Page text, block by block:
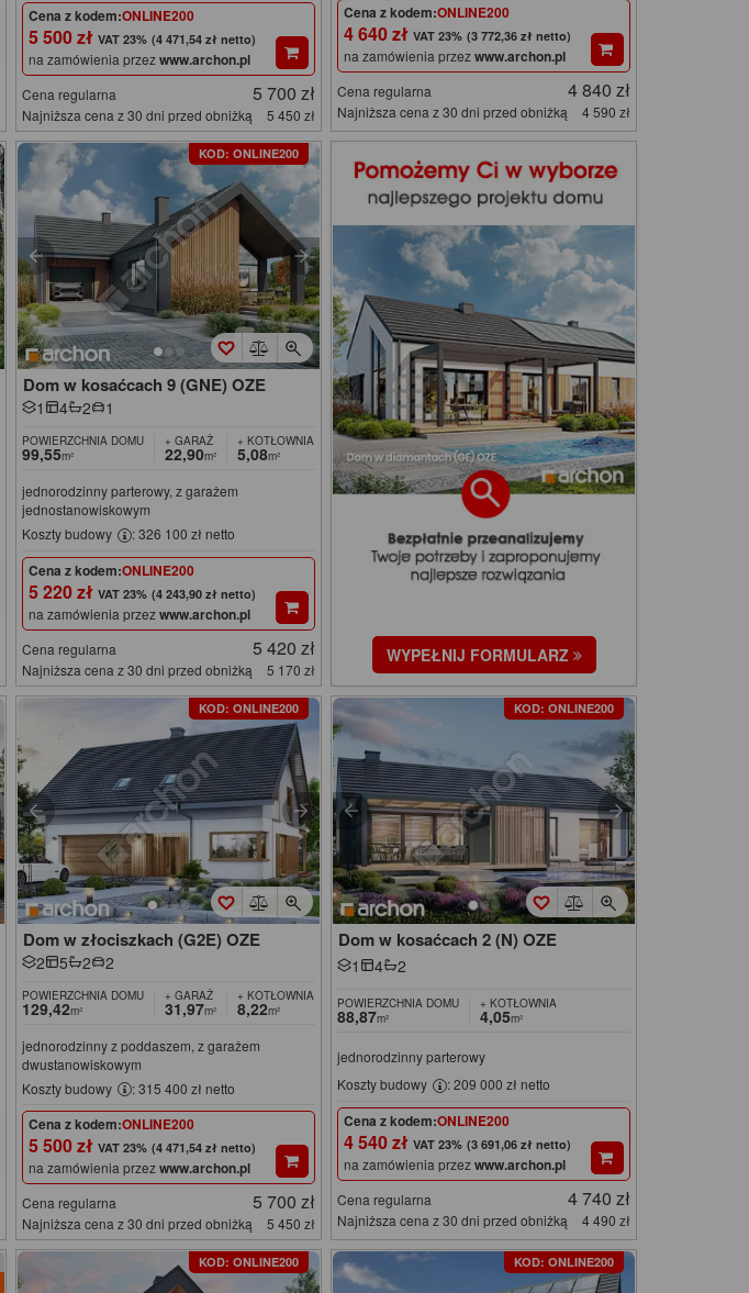
Cena z kodem:ONLINE200
5 500 zł (4 471,54 zł netto)
na zamówienia przezwww.archon.pl
Cena regularna 5 700 zł
Najniższa cena z 30 dni przed obniżką 5 450 zł
Cena z kodem:ONLINE200
4 640 zł (3 772,36 zł netto)
na zamówienia przezwww.archon.pl
Cena regularna 4 840 zł
Najniższa cena z 30 dni przed obniżką 4 590 zł
KOD: ONLINE200
Dom w kosaćcach 9 (GNE) OZE
1 4 2 1
POWIERZCHNIA DOMU
99,55m²
+ GARAŻ
22,90m²
+ KOTŁOWNIA
5,08m²
jednorodzinny parterowy, z garażem
jednostanowiskowym
Koszty budowy
: 326 100 zł netto
Cena z kodem:ONLINE200
5 220 zł (4 243,90 zł netto)
na zamówienia przezwww.archon.pl
Cena regularna 5 420 zł
Najniższa cena z 30 dni przed obniżką 5 170 zł
WYPEŁNIJ FORMULARZ
KOD: ONLINE200
Dom w złociszkach (G2E) OZE
2 5 2 2
POWIERZCHNIA DOMU
129,42m²
+ GARAŻ
31,97m²
+ KOTŁOWNIA
8,22m²
jednorodzinny z poddaszem, z garażem
dwustanowiskowym
Koszty budowy
: 315 400 zł netto
Cena z kodem:ONLINE200
5 500 zł (4 471,54 zł netto)
na zamówienia przezwww.archon.pl
Cena regularna 5 700 zł
Najniższa cena z 30 dni przed obniżką 5 450 zł
KOD: ONLINE200
Dom w kosaćcach 2 (N) OZE
1 4 2
POWIERZCHNIA DOMU
88,87m²
+ KOTŁOWNIA
4,05m²
jednorodzinny parterowy
Koszty budowy
: 209 000 zł netto
Cena z kodem:ONLINE200
4 540 zł (3 691,06 zł netto)
na zamówienia przezwww.archon.pl
Cena regularna 4 740 zł
Najniższa cena z 30 dni przed obniżką 4 490 zł
KOD: ONLINE200 KOD: ONLINE200